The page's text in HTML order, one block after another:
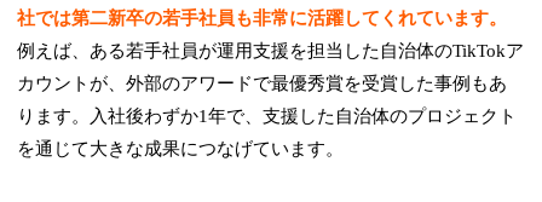
社では第二新卒の若手社員も非常に活躍してくれています。
例えば、ある若手社員が運用支援を担当した自治体のTikTokア
カウントが、外部のアワードで最優秀賞を受賞した事例もあ
ります。入社後わずか1年で、支援した自治体のプロジェクト
を通じて大きな成果につなげています。